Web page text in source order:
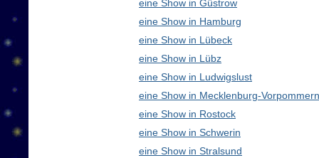
eine Show in Güstrow
eine Show in Hamburg
eine Show in Lübeck
eine Show in Lübz
eine Show in Ludwigslust
eine Show in Mecklenburg-
eine Show in Rostock
eine Show in Schwerin
eine Show in Stralsund